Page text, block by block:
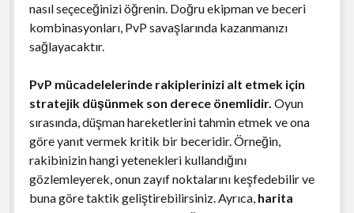
nasıl seçeceğinizi öğrenin. Doğru ekipman ve beceri
kombinasyonları, PvP savaşlarında kazanmanızı
sağlayacaktır.
PvP mücadelelerinde rakiplerinizi alt etmek için
stratejik düşünmek son derece önemlidir. Oyun
sırasında, düşman hareketlerini tahmin etmek ve ona
göre yanıt vermek kritik bir beceridir. Örneğin,
rakibinizin hangi yetenekleri kullandığını
gözlemleyerek, onun zayıf noktalarını keşfedebilir ve
buna göre taktik geliştirebilirsiniz. Ayrıca, harita